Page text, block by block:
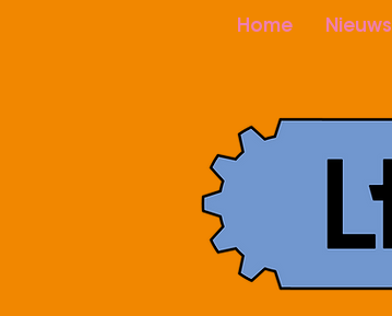
Home Nieuws